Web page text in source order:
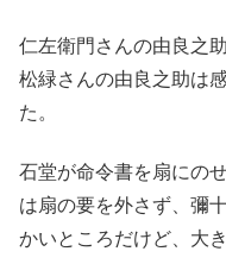
仁左衛門さんの由良之
松緑さんの由良之助は
た。
石堂が命令書を扇にの
は扇の要を外さず、彌
かいところだけど、大き